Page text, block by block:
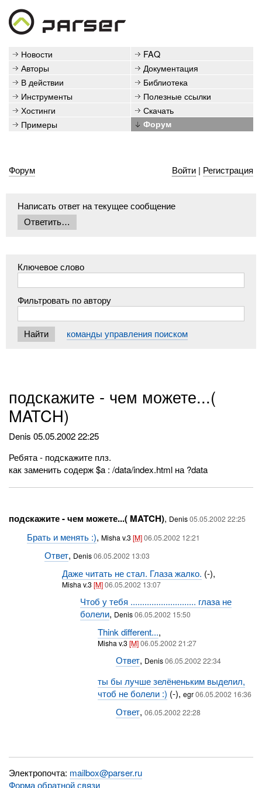
Новости
FAQ
Авторы
Документация
В действии
Библиотека
Инструменты
Полезные ссылки
Хостинги
Скачать
Примеры
Форум
Форум Войти| Регистрация
Написать ответ на текущее сообщение
Ключевое слово
Фильтровать по автору
команды управления поиском
подскажите - чем можете...(
MATCH)
Denis05.05.2002 22:25
Ребята - подскажите плз.
как заменить содерж $a : /data/index.html на ?data
подскажите - чем можете...( MATCH), Denis05.05.2002 22:25
Брать и менять :), Misha v.3 [M] 06.05.2002 12:21
Ответ, Denis06.05.2002 13:03
Даже читать не стал. Глаза жалко. (-),
Misha v.3[M]06.05.2002 13:07
Чтоб у тебя ............................ глаза не
болели, Denis06.05.2002 15:50
Think different...,
Misha v.3[M]06.05.2002 21:27
Ответ, Denis06.05.2002 22:34
ты бы лучше зелёненьким выделил,
чтоб не болели :) (-),egr06.05.2002 16:36
Ответ, 06.05.2002 22:28
Электропочта: mailbox@parser.ru
Форма обратной связи